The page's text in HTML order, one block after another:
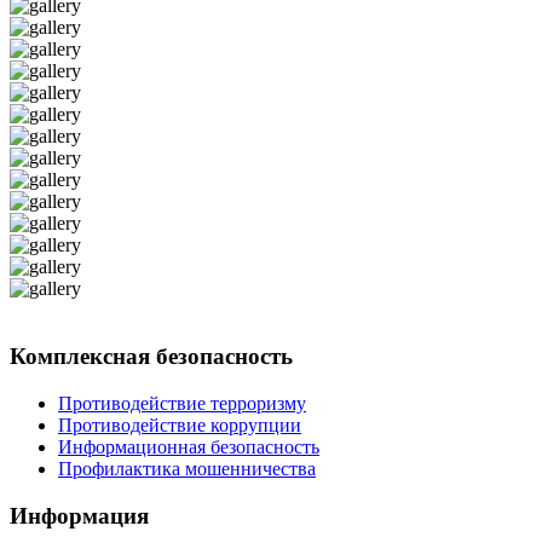
Комплексная безопасность
Противодействие терроризму
Противодействие коррупции
Информационная безопасность
Профилактика мошенничества
Информация